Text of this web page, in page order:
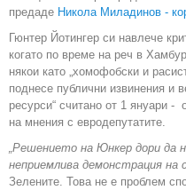
предаде Никола Миладинов -
Гюнтер Йотингер си навлече
когато по време на реч в
някои като „хомофобски и
поднесе публични извинения и
ресурси“ считано от 1 януари
на мнения с евродепутатите.
„Решението на Юнкер дори да
неприемлива демонстрация на
Зелените. Това не е проблем